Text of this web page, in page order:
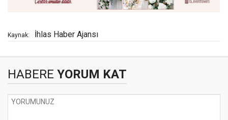
Kaynak: İhlas Haber Ajansı
HABERE YORUM KAT